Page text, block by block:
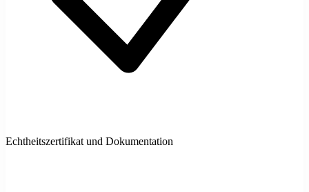
Echtheitszertifikat und Dokumentation